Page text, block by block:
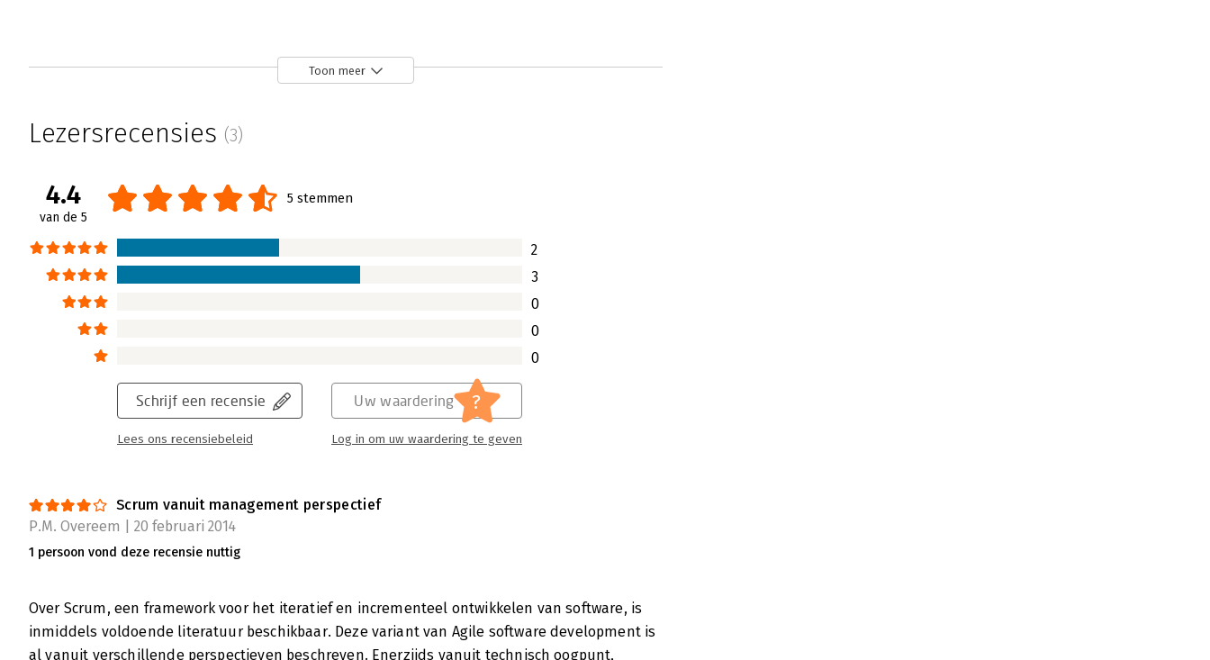
Dick Bos | 11 maart 2014
overzichtelijk boek. Maar is het nu echt zo anders als goed uitgevoerd project- of
programmanagement? Over de vormgeving is goed nagedacht. Het kiezen voor
daaropvolgende hoofdstuk en daarmee het boek.
Lees verder
Toon meer
Lezersrecensies (3)
4.4
van de 5
5 stemmen
2
3
0
0
0
Schrijf een recensie
Lees ons recensiebeleid
Uw waardering ?
Log in om uw waardering te geven
Scrum vanuit management perspectief
P.M. Overeem | 20 februari 2014
1 persoon vond deze recensie nuttig
Over Scrum, een framework voor het iteratief en incrementeel ontwikkelen van software, is
inmiddels voldoende literatuur beschikbaar. Deze variant van Agile software development is
al vanuit verschillende perspectieven beschreven. Enerzijds vanuit technisch oogpunt,